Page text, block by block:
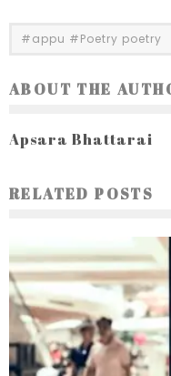
#appu #Poetry poetry
ABOUT THE
Apsara Bhattarai
RELATED POSTS